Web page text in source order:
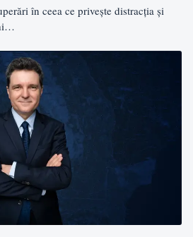
în ceea ce priveşte distracţia şi